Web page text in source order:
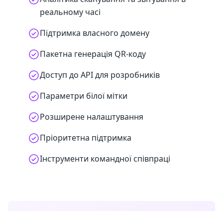
реальному часі
Підтримка власного домену
Пакетна генерація QR-коду
Доступ до API для розробників
Параметри білої мітки
Розширене налаштування
Пріоритетна підтримка
Інструменти командної співпраці